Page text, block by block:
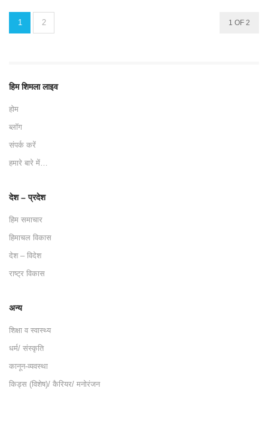
1 2 1 OF 2
हिम शिमला लाइव
होम
ब्लॉग
संपर्क करें
हमारे बारे में…
देश – प्रदेश
हिम समाचार
हिमाचल विकास
देश – विदेश
राष्ट्र विकास
अन्य
शिक्षा व स्वास्थ्य
धर्म/ संस्कृति
कानून-व्यवस्था
किड्स (विशेष)/ कैरियर/ मनोरंजन